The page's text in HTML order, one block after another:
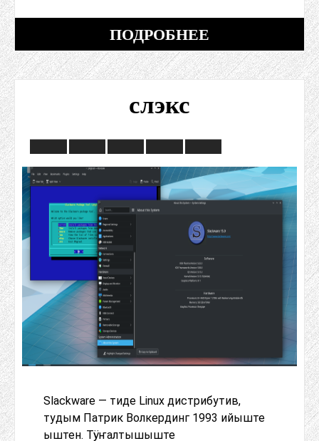
ПОДРОБНЕЕ
слэкс
Slackware — тиде Linux дистрибутив,
тудым Патрик Волкердинг 1993 ийыште
ыштен. Тӱҥалтышыште